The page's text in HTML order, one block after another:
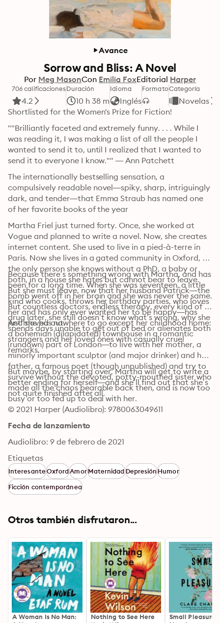
Avance
Sorrow and Bliss: A Novel
Por Meg MasonCon Emilia FoxEditorial Harper
706 calificaciones
4.2
Duración
10 h 38 m
Idioma
Inglés
FormatoCategoría
Novelas
Shortlisted for the Women's Prize for Fiction!
""Brilliantly faceted and extremely funny. . . . While I
was reading it, I was making a list of all the people I
wanted to send it to, until I realized that I wanted to
send it to everyone I know."" — Ann Patchett
The internationally bestselling sensation, a
compulsively readable novel—spiky, sharp, intriguingly
dark, and tender—that Emma Straub has named one
of her favorite books of the year
Martha Friel just turned forty. Once, she worked at
Vogue and planned to write a novel. Now, she creates
internet content. She used to live in a pied-à-terre in
Paris. Now she lives in a gated community in Oxford,
the only person she knows without a PhD, a baby or
both, in a house she hates but cannot bear to leave.
But she must leave, now that her husband Patrick—the
kind who cooks, throws her birthday parties, who loves
her and has only ever wanted her to be happy—has
just moved out.
Because there’s something wrong with Martha, and has
been for a long time. When she was seventeen, a little
bomb went off in her brain and she was never the same.
But countless doctors, endless therapy, every kind of
drug later, she still doesn’t know what’s wrong, why she
spends days unable to get out of bed or alienates both
strangers and her loved ones with casually cruel
remarks.
And she has nowhere to go except her childhood home:
a bohemian (dilapidated) townhouse in a romantic
(rundown) part of London—to live with her mother, a
minorly important sculptor (and major drinker) and her
father, a famous poet (though unpublished) and try to
survive without the devoted, potty-mouthed sister who
made all the chaos bearable back then, and is now too
But maybe, by starting over, Martha will get to write a
better ending for herself—and she’ll find out that she’s
not quite finished after all.
© 2021 Harper (Audiolibro): 9780063049611
Fecha de lanzamiento
Audiolibro: 9 de febrero de 2021
Etiquetas
InteresanteOxfordAmorMaternidadDepresiónHumor
Ficción contemporánea
Otros también disfrutaron...
A Woman Is No Man:
Nothing to See Here
Small